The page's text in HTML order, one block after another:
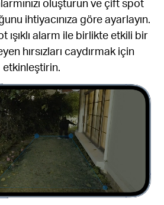
ihtiyacınıza göre ayarlayın.
ışıklı alarm ile birlikte etkili bir
hırsızları caydırmak için
etkinleştirin.